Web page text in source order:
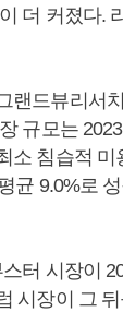
더 커졌다.
랜드뷰리서
규모는
소 침습적 미
균 9.0%로
터 시장이
시장이 그